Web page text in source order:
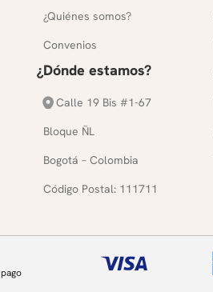
¿Quiénes somos?
Convenios
¿Dónde estamos?
Calle 19 Bis #1-67
Bloque ÑL
Bogotá – Colombia
Código Postal: 111711